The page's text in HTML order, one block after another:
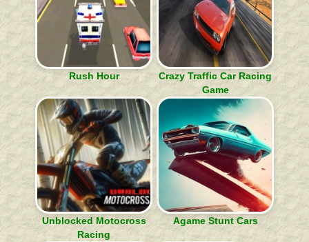
Rush Hour
Crazy Traffic Car Racing
Game
Unblocked Motocross
Racing
Agame Stunt Cars